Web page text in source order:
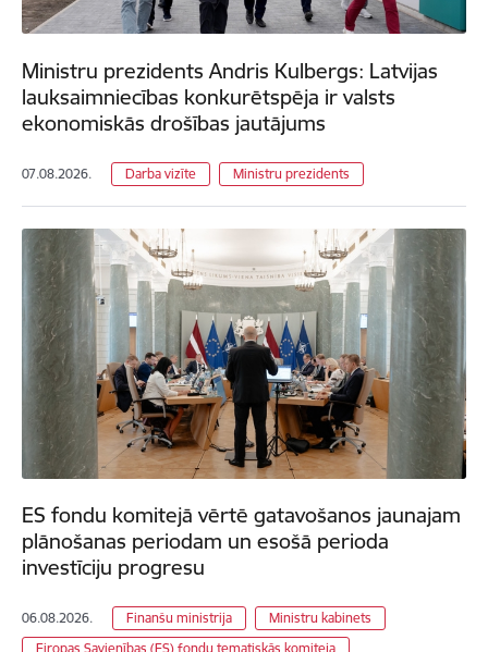
Ministru prezidents Andris Kulbergs: Latvijas
lauksaimniecības konkurētspēja ir valsts
ekonomiskās drošības jautājums
07.08.2026. Darba vizīte Ministru prezidents
ES fondu komitejā vērtē gatavošanos jaunajam
plānošanas periodam un esošā perioda
investīciju progresu
06.08.2026. Finanšu ministrija
Ministru kabinets
Eiropas Savienības (ES) fondu tematiskās komiteja